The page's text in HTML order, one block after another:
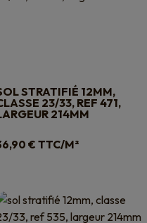
STRATIFIÉ 12MM,
23/33, REF 471,
214MM
€ TTC/M²